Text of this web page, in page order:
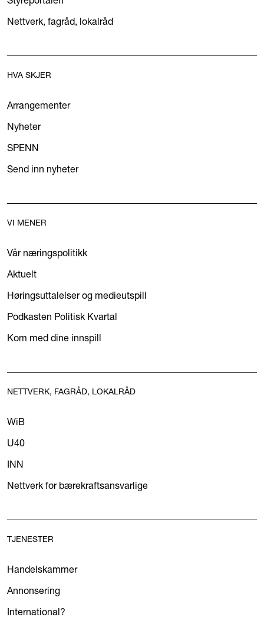
Nettverk, fagråd, lokalråd
HVA SKJER
Arrangementer
Nyheter
SPENN
Send inn nyheter
VI MENER
Vår næringspolitikk
Aktuelt
Høringsuttalelser og medieutspill
Podkasten Politisk Kvartal
Kom med dine innspill
NETTVERK, FAGRÅD, LOKALRÅD
WiB
U40
INN
Nettverk for bærekraftsansvarlige
TJENESTER
Handelskammer
Annonsering
International?